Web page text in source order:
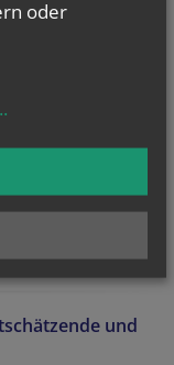
und
oder